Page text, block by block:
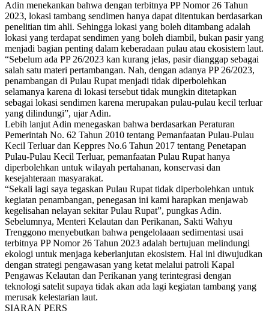
Adin menekankan bahwa dengan terbitnya PP Nomor 26 Tahun
2023, lokasi tambang sendimen hanya dapat ditentukan berdasarkan
penelitian tim ahli. Sehingga lokasi yang boleh ditambang adalah
lokasi yang terdapat sendimen yang boleh diambil, bukan pasir yang
menjadi bagian penting dalam keberadaan pulau atau ekosistem laut.
“Sebelum ada PP 26/2023 kan kurang jelas, pasir dianggap sebagai
salah satu materi pertambangan. Nah, dengan adanya PP 26/2023,
penambangan di Pulau Rupat menjadi tidak diperbolehkan
selamanya karena di lokasi tersebut tidak mungkin ditetapkan
sebagai lokasi sendimen karena merupakan pulau-pulau kecil terluar
yang dilindungi”, ujar Adin.
Lebih lanjut Adin menegaskan bahwa berdasarkan Peraturan
Pemerintah No. 62 Tahun 2010 tentang Pemanfaatan Pulau-Pulau
Kecil Terluar dan Keppres No.6 Tahun 2017 tentang Penetapan
Pulau-Pulau Kecil Terluar, pemanfaatan Pulau Rupat hanya
diperbolehkan untuk wilayah pertahanan, konservasi dan
kesejahteraan masyarakat.
“Sekali lagi saya tegaskan Pulau Rupat tidak diperbolehkan untuk
kegiatan penambangan, penegasan ini kami harapkan menjawab
kegelisahan nelayan sekitar Pulau Rupat”, pungkas Adin.
Sebelumnya, Menteri Kelautan dan Perikanan, Sakti Wahyu
Trenggono menyebutkan bahwa pengelolaaan sedimentasi usai
terbitnya PP Nomor 26 Tahun 2023 adalah bertujuan melindungi
ekologi untuk menjaga keberlanjutan ekosistem. Hal ini diwujudkan
dengan strategi pengawasan yang ketat melalui patroli Kapal
Pengawas Kelautan dan Perikanan yang terintegrasi dengan
teknologi satelit supaya tidak akan ada lagi kegiatan tambang yang
merusak kelestarian laut.
SIARAN PERS